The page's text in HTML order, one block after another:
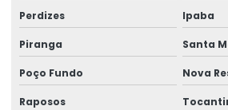
Perícias clínicas
Perícias médicas e de engenharia
Perícias de postos de trabalho
Perícias trabalhistas
Perdizes Ipaba
Piranga Santa
Poço Fundo Nova
Raposos